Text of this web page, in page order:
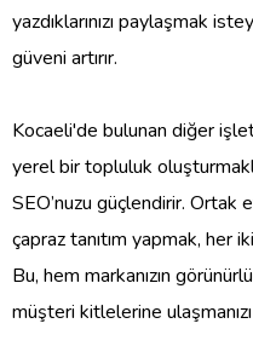
yazdıklarınızı paylaşmak
güveni artırır.
Kocaeli'de bulunan diğer
yerel bir topluluk
SEO’nuzu güçlendirir.
çapraz tanıtım yapmak, her
Bu, hem markanızın
müşteri kitlelerine